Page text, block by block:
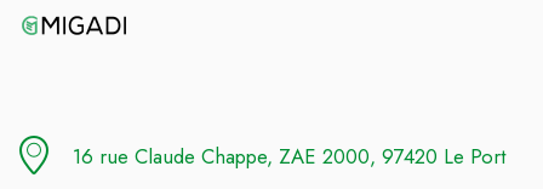
16 rue Claude Chappe, ZAE 2000, 97420 Le Port